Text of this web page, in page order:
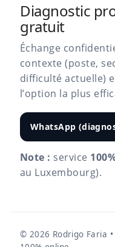
Diagnostic
gratuit
Échange
contexte (poste,
difficulté actuelle)
l’option la plus
WhatsApp
Note : service
au Luxembourg).
© 2026 Rodrigo Faria